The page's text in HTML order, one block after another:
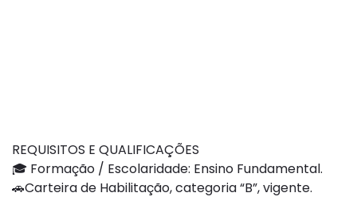
REQUISITOS E QUALIFICAÇÕES
🎓 Formação / Escolaridade: Ensino Fundamental.
🚗Carteira de Habilitação, categoria “B”, vigente.